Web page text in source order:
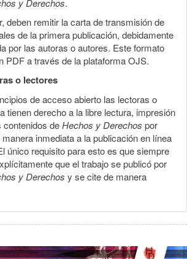
y Derechos.
deben remitir la carta de transmisión de
de la primera publicación, debidamente
por las autoras o autores. Este formato
PDF a través de la plataforma OJS.
o lectores
de acceso abierto las lectoras o
tienen derecho a la libre lectura, impresión
contenidos deHechos y Derechos por
inmediata a la publicación en línea
único requisito para esto es que siempre
que el trabajo se publicó por
y Derechos y se cite de manera